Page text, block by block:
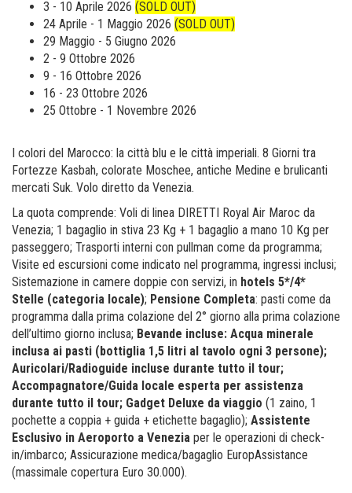
3 - 10 Aprile 2026 (SOLD OUT)
24 Aprile - 1 Maggio 2026 (SOLD OUT)
29 Maggio - 5 Giugno 2026
2 - 9 Ottobre 2026
9 - 16 Ottobre 2026
16 - 23 Ottobre 2026
25 Ottobre - 1 Novembre 2026
I colori del Marocco: la città blu e le città imperiali. 8 Giorni tra
Fortezze Kasbah, colorate Moschee, antiche Medine e brulicanti
mercati Suk. Volo diretto da Venezia.
La quota comprende: Voli di linea DIRETTI Royal Air Maroc da
Venezia; 1 bagaglio in stiva 23 Kg + 1 bagaglio a mano 10 Kg per
passeggero; Trasporti interni con pullman come da programma;
Visite ed escursioni come indicato nel programma, ingressi inclusi;
Sistemazione in camere doppie con servizi, in hotels 5*/4*
Stelle (categoria locale); Pensione Completa: pasti come da
programma dalla prima colazione del 2° giorno alla prima colazione
dell’ultimo giorno inclusa; Bevande incluse: Acqua minerale
inclusa ai pasti (bottiglia 1,5 litri al tavolo ogni 3 persone);
Auricolari/Radioguide incluse durante tutto il tour;
Accompagnatore/Guida locale esperta per assistenza
durante tutto il tour; Gadget Deluxe da viaggio (1 zaino, 1
pochette a coppia + guida + etichette bagaglio); Assistente
Esclusivo in Aeroporto a Venezia per le operazioni di check-
in/imbarco; Assicurazione medica/bagaglio EuropAssistance
(massimale copertura Euro 30.000).